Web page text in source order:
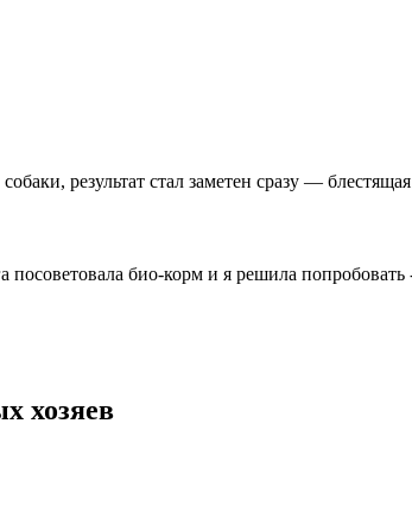
результат стал заметен сразу —
посоветовала био-корм и я решила попробовать
хозяев